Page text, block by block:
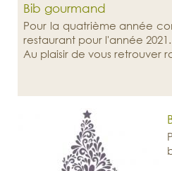
Bib gourmand
Pour la quatrième année
restaurant pour l'année 2021.
Au plaisir de vous retrouver